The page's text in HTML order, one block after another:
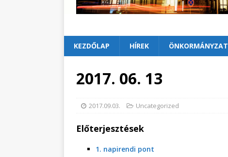
KEZDŐLAP HÍREK ÖNKORMÁNYZAT
2017. 06. 13
2017.09.03. Uncategorized
Előterjesztések
1. napirendi pont